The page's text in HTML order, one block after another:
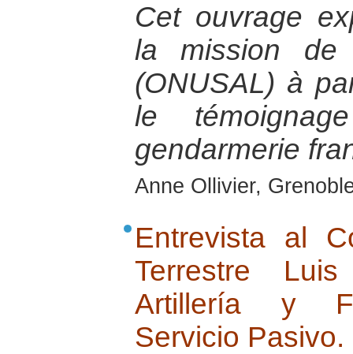
Cet ouvrage
la mission de
(ONUSAL) à
le
gendarmerie
Anne Ollivier,
Entrevista al
Terrestre
Artillería y
Servicio Pasivo.